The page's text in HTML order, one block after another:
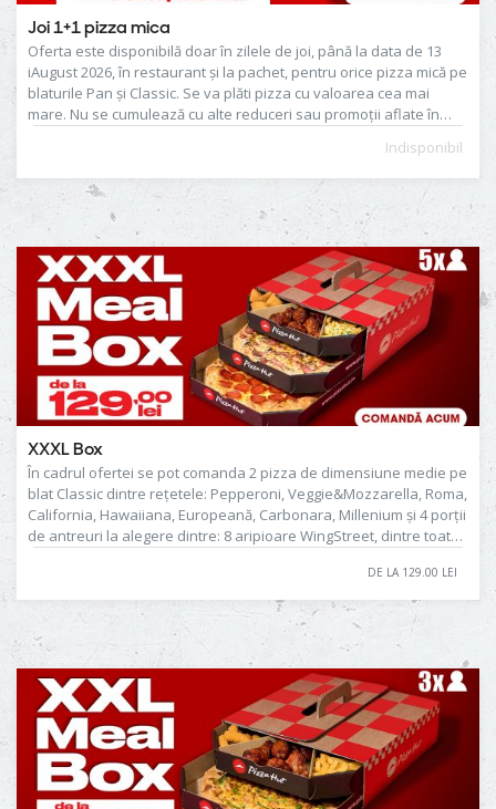
Joi 1+1 pizza mica
Oferta este disponibilă doar în zilele de joi, până la data de 13
iAugust 2026, în restaurant și la pachet, pentru orice pizza mică pe
blaturile Pan și Classic. Se va plăti pizza cu valoarea cea mai
mare. Nu se cumulează cu alte reduceri sau promoții aflate în
Indisponibil
XXXL Box
În cadrul ofertei se pot comanda 2 pizza de dimensiune medie pe
blat Classic dintre rețetele: Pepperoni, Veggie&Mozzarella, Roma,
California, Hawaiiana, Europeană, Carbonara, Millenium și 4 porții
de antreuri la alegere dintre: 8 aripioare WingStreet, dintre toate
Garlic&Parmesan Fries, Mozzarella Sticks, Chicken Popcorn, Ham
& Cheese Rolls, Garlic Bread, Mozzarella Garlic Bread, Garlic
Bread Mix sau Wedges. Prețul de 129.00 lei corespunde
următoarelor combinaţii de produse: 2 pizza, 8 aripioare
WingStreet (fără sos), 1 porție de French Fries, 1 porție de Cheese
Pillows și 1 porție de Mozzarella Sticks. Produsul din imagine este
cu titlu de prezentare.
DE LA 129.00 LEI